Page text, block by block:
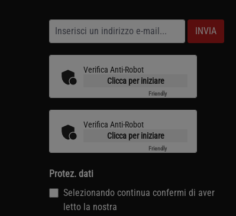
INVIA
Verifica Anti-Robot
Clicca per iniziare
Friendly
Verifica Anti-Robot
Clicca per iniziare
Friendly
Protez. dati
Selezionando continua confermi di aver
letto la nostra